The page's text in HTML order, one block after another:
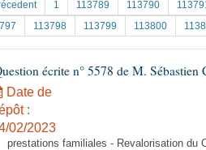
1 113789 113790
113798 113799 113800
écrite n° 5578 de M. Sébastien
Date de
:
02/2023
prestations familiales - Revalorisation du